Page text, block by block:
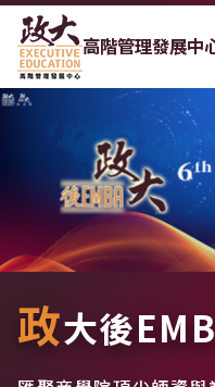
高階管理發展中
政大後